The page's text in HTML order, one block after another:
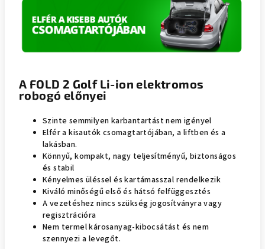
A FOLD 2 Golf Li-ion elektromos
robogó előnyei
Szinte semmilyen karbantartást nem igényel
Elfér a kisautók csomagtartójában, a liftben és a
lakásban.
Könnyű, kompakt, nagy teljesítményű, biztonságos
és stabil
Kényelmes üléssel és kartámasszal rendelkezik
Kiváló minőségű első és hátsó felfüggesztés
A vezetéshez nincs szükség jogosítványra vagy
regisztrációra
Nem termel károsanyag-kibocsátást és nem
szennyezi a levegőt.